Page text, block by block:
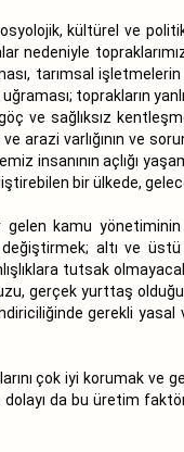
kültürel ve
tarımsal
toprakların
ve sağlıksız
arazi varlığının ve
insanının açlığı
bir ülkede,
kamu
altı ve
tutsak
gerçek yurttaş
gerekli
çok iyi korumak
da bu üretim